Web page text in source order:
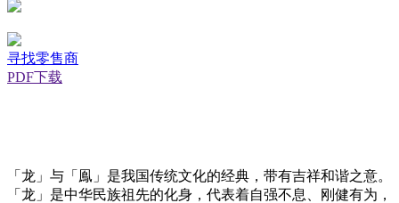
寻找零售商
PDF下载
「龙」与「鳯」是我国传统文化的经典，带有吉祥和谐之意。
「龙」是中华民族祖先的化身，代表着自强不息、刚健有为，